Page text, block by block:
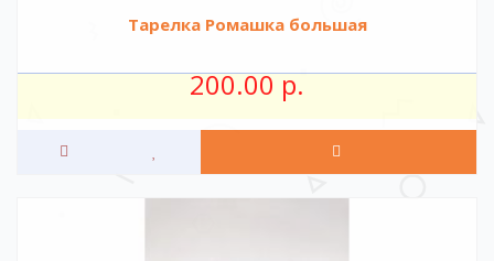
Тарелка Ромашка большая
200.00 р.